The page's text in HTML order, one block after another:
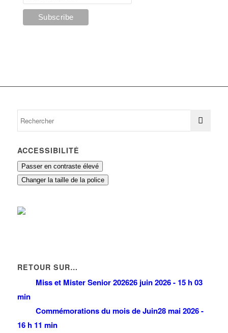
ACCESSIBILITÉ
Passer en contraste élevé
Changer la taille de la police
RETOUR SUR…
Miss et Mister Senior 202626 juin 2026 - 15 h 03
min
Commémorations du mois de Juin28 mai 2026 -
16 h 11 min